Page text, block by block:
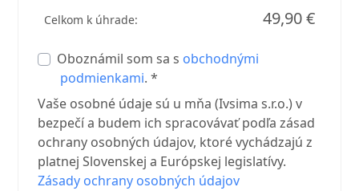
Celkom k úhrade: 49,90 €
Oboznámil som sa s obchodnými
podmienkami. *
Vaše osobné údaje sú u mňa (Ivsima s.r.o.) v
bezpečí a budem ich spracovávať podľa zásad
ochrany osobných údajov, ktoré vychádzajú z
platnej Slovenskej a Európskej legislatívy.
Zásady ochrany osobných údajov